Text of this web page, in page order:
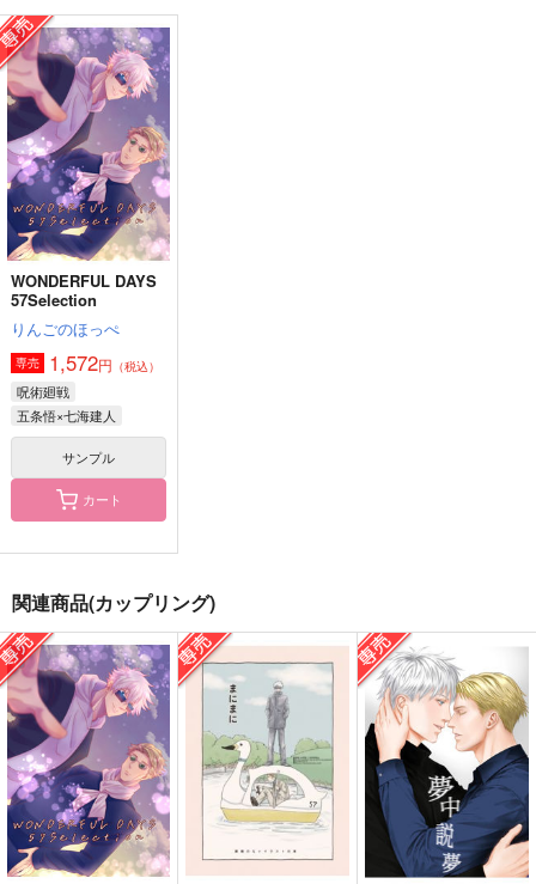
明日には春
And But Cause I love
you
944円（税込）
五条悟×七海建人
サンプル
作品詳細
And But Cause I love
you
1,572円（税込）
五条悟×七海建人
サンプル
作品詳細
て
黒談屋
1,729円（税込）
七海建人×五条悟
サンプル
作品詳細
2,829
七海建人×五条悟
サンプル
作品詳細
WONDERFUL DAYS
57Selection
りんごのほっぺ
専売 1,572円 （税込）
呪術廻戦
五条悟×七海建人
サンプル
カート
関連商品(カップリング)